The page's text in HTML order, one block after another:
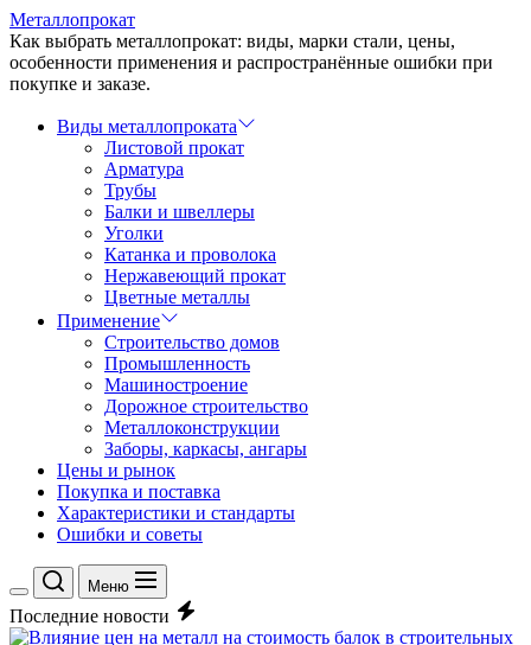
Перейти
к
содержимому
Металлопрокат
Как выбрать металлопрокат: виды, марки стали, цены,
особенности применения и распространённые ошибки при
покупке и заказе.
Виды металлопроката
Листовой прокат
Арматура
Трубы
Балки и швеллеры
Уголки
Катанка и проволока
Нержавеющий прокат
Цветные металлы
Применение
Строительство домов
Промышленность
Машиностроение
Дорожное строительство
Металлоконструкции
Заборы, каркасы, ангары
Цены и рынок
Покупка и поставка
Характеристики и стандарты
Ошибки и советы
Переключение
цветового
режима
Меню
Последние новости